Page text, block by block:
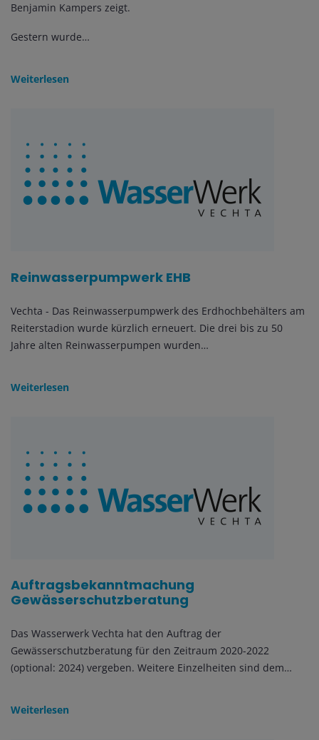
Benjamin Kampers zeigt.
Gestern wurde…
Weiterlesen
Reinwasserpumpwerk EHB
Vechta - Das Reinwasserpumpwerk des Erdhochbehälters am
Reiterstadion wurde kürzlich erneuert. Die drei bis zu 50
Jahre alten Reinwasserpumpen wurden…
Weiterlesen
Auftragsbekanntmachung
Gewässerschutzberatung
Das Wasserwerk Vechta hat den Auftrag der
Gewässerschutzberatung für den Zeitraum 2020-2022
(optional: 2024) vergeben. Weitere Einzelheiten sind dem…
Weiterlesen